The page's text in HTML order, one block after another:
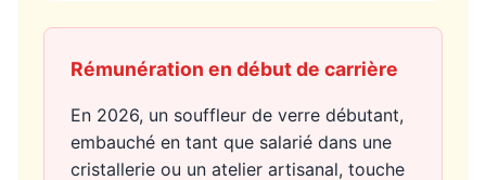
Rémunération en début de carrière
En 2026, un souffleur de verre débutant,
embauché en tant que salarié dans une
cristallerie ou un atelier artisanal, touche